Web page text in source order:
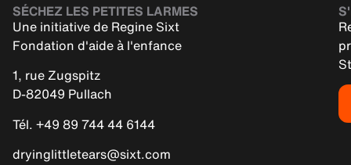
SÉCHEZ LES PETITES LARMES
Une initiative de Regine Sixt
Fondation d'aide à l'enfance
1, rue Zugspitz
D-82049 Pullach
Tél. +49 89 744 44 6144
dryinglittletears@sixt.com